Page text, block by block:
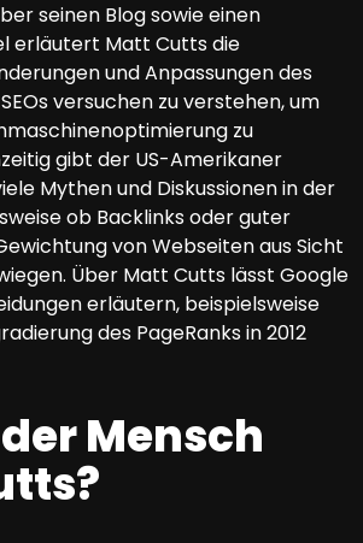
seinen Blog sowie einen
erläutert Matt Cutts die
und Anpassungen des
versuchen zu verstehen, um
zu
gibt der US-Amerikaner
Mythen und Diskussionen in der
ob Backlinks oder guter
von Webseiten aus Sicht
Über Matt Cutts lässt Google
erläutern, beispielsweise
des PageRanks in 2012
Mensch